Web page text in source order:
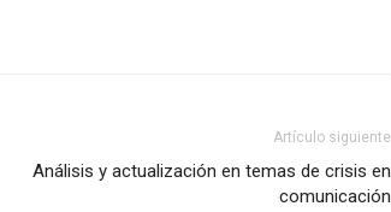
Artículo siguiente
Análisis y actualización en temas de crisis en
comunicación